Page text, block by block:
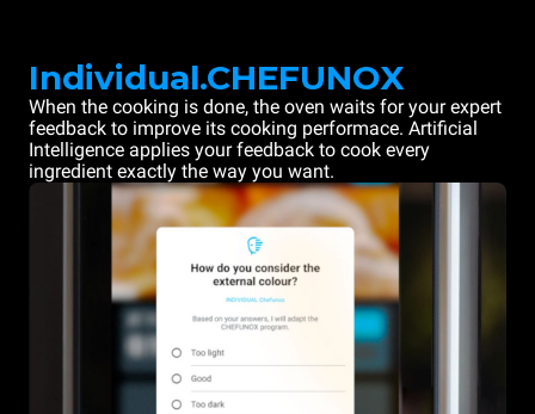
Individual.CHEFUNOX
When the cooking is done, the oven waits for your expert
feedback to improve its cooking performace. Artificial
Intelligence applies your feedback to cook every
ingredient exactly the way you want.